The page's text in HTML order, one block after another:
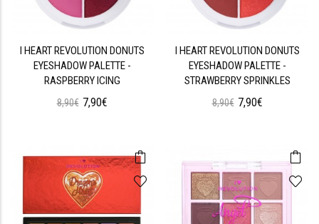
I HEART REVOLUTION DONUTS
EYESHADOW PALETTE -
RASPBERRY ICING
8,90€ 7,90€
I HEART REVOLUTION DONUTS
EYESHADOW PALETTE -
STRAWBERRY SPRINKLES
8,90€ 7,90€